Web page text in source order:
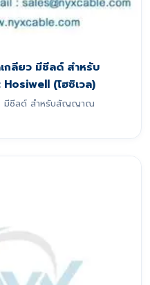
กลียว มีชีลด์ สำหรับ
(โฮซิเวล)
มีชีลด์ สำหรับสัญญาณ